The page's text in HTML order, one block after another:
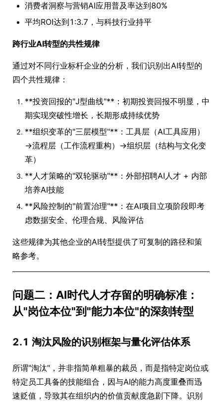
消费者洞察与营销AI应用普及率达到80%
平均ROI达到1:3.7，与科技行业持平
跨行业AI转型的共性规律
通过对不同行业标杆企业的分析，我们识别出AI转型的
四个共性规律：
**投资回报的"J型曲线"**：初期投资回报不明显，中
期实现突破性增长，长期形成持续优势
**组织变革的"三层模型"**：工具层（AI工具应用）
→流程层（工作流程重构）→组织层（结构与文化变
革）
**人才策略的"双轮驱动"**：外部招聘AI人才 + 内部
培养AI技能
**风险控制的"前置治理"**：在AI项目立项阶段即考
虑数据安全、伦理合规、风险评估
这些规律为其他企业的AI转型提供了可复制的路径和策
略参考。
问题二：AI时代人才存留的明确标准：
从"岗位本位"到"能力本位"的深刻转型
2.1 淘汰风险的识别框架与量化评估体系
所谓"淘汰"，并非指简单粗暴的裁员，而是指特定岗位或
特定员工具备的技能组合，因与AI的能力高度重叠而迅
速贬值，导致其在组织内的价值贡献度急剧下降。识别